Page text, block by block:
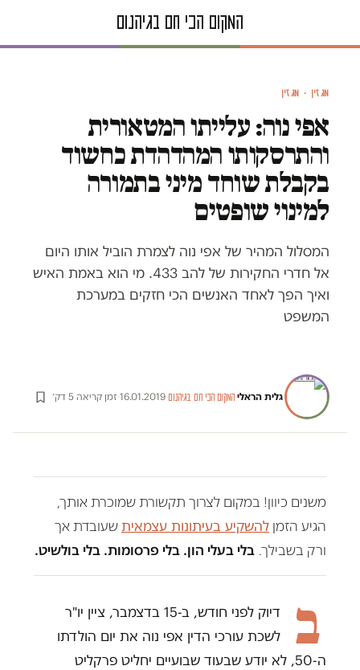
איור: עובדיה בנישו
מגזין · מגזין
אפי נוה: עלייתו המטאורית
והתרסקותו המהדהדת כחשוד
בקבלת שוחד מיני בתמורה
למינוי שופטים
המסלול המהיר של אפי נוה לצמרת הוביל אותו היום
אל חדרי החקירות של להב 433. מי הוא באמת האיש
ואיך הפך לאחד האנשים הכי חזקים במערכת
המשפט
גלית הראלי·המקום הכי חם בגיהנום·
16.01.2019
·זמן קריאה 5 דק׳
משנים כיוון! במקום לצרוך תקשורת שמוכרת אותך,
הגיע הזמן להשקיע בעיתונות עצמאיתשעובדת אך
ורק בשבילך. בלי בעלי הון. בלי פרסומות. בלי בולשיט.
ב
דיוק לפני חודש, ב-15 בדצמבר, ציין יו"ר
לשכת עורכי הדין אפי נוה את יום הולדתו
ה-50, לא יודע שבעוד שבועיים יחליט פרקליט